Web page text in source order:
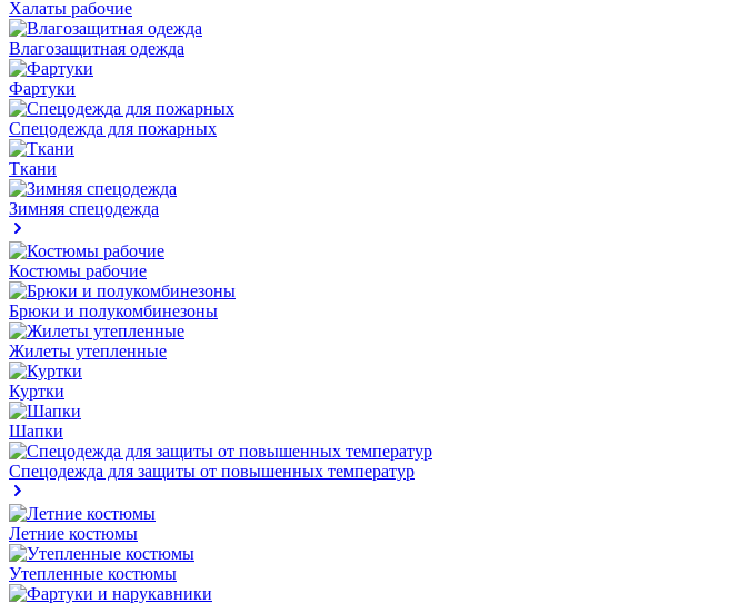
Халаты рабочие
Влагозащитная одежда
Фартуки
Спецодежда для пожарных
Ткани
Зимняя спецодежда
Костюмы рабочие
Брюки и полукомбинезоны
Жилеты утепленные
Куртки
Шапки
Спецодежда для защиты от повышенных температур
Летние костюмы
Утепленные костюмы